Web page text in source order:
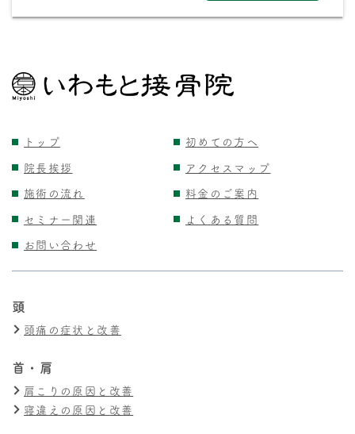
トップ
初めての方へ
院長挨拶
アクセスマップ
施術の流れ
料金のご案内
セミナー関連
よくある質問
お問い合わせ
頭
頭痛の症状と改善
首・肩
肩こりの原因と改善
寝違えの原因と改善